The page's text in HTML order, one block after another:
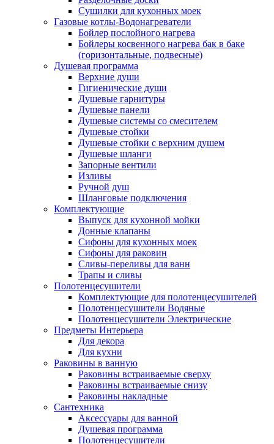
Сушилки для кухонных моек
Газовые котлы-Водонагреватели
Бойлер послойного нагрева
Бойлеры косвенного нагрева бак в баке
(горизонтальные, подвесные)
Душевая программа
Верхние души
Гигиенические души
Душевые гарнитуры
Душевые панели
Душевые системы со смесителем
Душевые стойки
Душевые стойки с верхним душем
Душевые шланги
Запорные вентили
Изливы
Ручной душ
Шланговые подключения
Комплектующие
Выпуск для кухонной мойки
Донные клапаны
Сифоны для кухонных моек
Сифоны для раковин
Сливы-переливы для ванн
Трапы и сливы
Полотенцесушители
Комплектующие для полотенцесушителей
Полотенцесушители Водяные
Полотенцесушители Электрические
Предметы Интерьера
Для декора
Для кухни
Раковины в ванную
Раковины встраиваемые сверху
Раковины встраиваемые снизу
Раковины накладные
Сантехника
Аксессуары для ванной
Душевая программа
Полотенцесушители